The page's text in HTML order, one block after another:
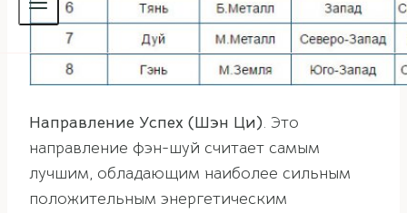
Направление Успех (Шэн Ци). Это
направление фэн-шуй считает самым
лучшим, обладающим наиболее сильным
положительным энергетическим